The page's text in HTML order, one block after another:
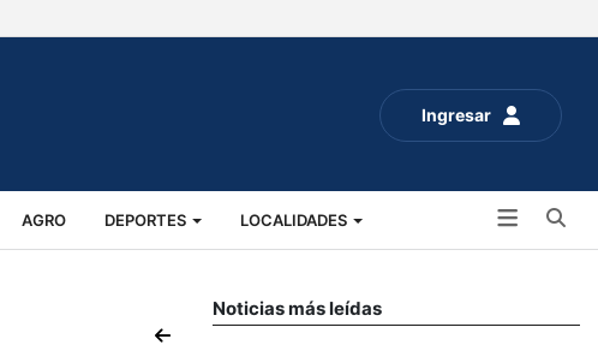
Ingresar
AGRO DEPORTES LOCALIDADES
Noticias más leídas